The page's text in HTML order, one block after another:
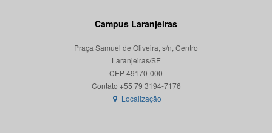
Campus Laranjeiras
Praça Samuel de Oliveira, s/n, Centro
Laranjeiras/SE
CEP 49170-000
Localização